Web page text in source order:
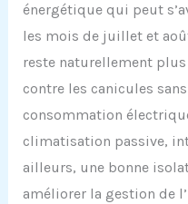
énergétique qui peut
les mois de juillet et
reste naturellement
contre les canicules
consommation
climatisation passive,
ailleurs, une bonne
améliorer la gestion de